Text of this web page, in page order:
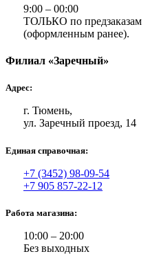
9:00 – 00:00
ТОЛЬКО по предзаказам
(оформленным ранее).
Филиал «Заречный»
Адрес:
г. Тюмень,
ул. Заречный проезд, 14
Единая справочная:
+7 (3452) 98-09-54
+7 905 857-22-12
Работа магазина:
10:00 – 20:00
Без выходных